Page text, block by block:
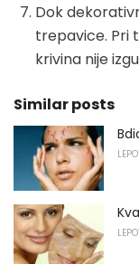
Dok
trepavice. Pri
krivina nije
Similar posts